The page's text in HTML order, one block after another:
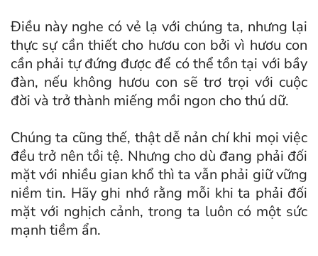
Điều này nghe có vẻ lạ với chúng ta, nhưng lại
thực sự cần thiết cho hươu con bởi vì hươu con
cần phải tự đứng được để có thể tồn tại với bầy
đàn, nếu không hươu con sẽ trơ trọi với cuộc
đời và trở thành miếng mồi ngon cho thú dữ.
Chúng ta cũng thế, thật dễ nản chí khi mọi việc
đều trở nên tồi tệ. Nhưng cho dù đang phải đối
mặt với nhiều gian khổ thì ta vẫn phải giữ vững
niềm tin. Hãy ghi nhớ rằng mỗi khi ta phải đối
mặt với nghịch cảnh, trong ta luôn có một sức
mạnh tiềm ẩn.